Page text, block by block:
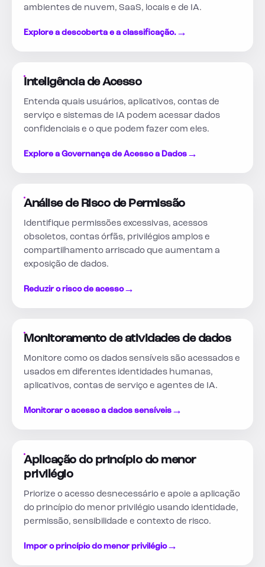
ambientes de nuvem, SaaS, locais e de IA.
Explore a descoberta e a classificação. →
Inteligência de Acesso
Entenda quais usuários, aplicativos, contas de
serviço e sistemas de IA podem acessar dados
confidenciais e o que podem fazer com eles.
Explore a Governança de Acesso a Dados →
Análise de Risco de Permissão
Identifique permissões excessivas, acessos
obsoletos, contas órfãs, privilégios amplos e
compartilhamento arriscado que aumentam a
exposição de dados.
Reduzir o risco de acesso→
Monitoramento de atividades de dados
Monitore como os dados sensíveis são acessados e
usados em diferentes identidades humanas,
aplicativos, contas de serviço e agentes de IA.
Monitorar o acesso a dados sensíveis →
Aplicação do princípio do menor
privilégio
Priorize o acesso desnecessário e apoie a aplicação
do princípio do menor privilégio usando identidade,
permissão, sensibilidade e contexto de risco.
Impor o princípio do menor privilégio→